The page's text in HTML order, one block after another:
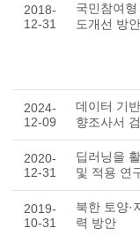
2018-
12-31
국민참여
도개선 방안
2024-
12-09
데이터 기
향조사서
2020-
12-31
딥러닝을
및 적용 연
2019-
10-31
북한 토양·
력 방안